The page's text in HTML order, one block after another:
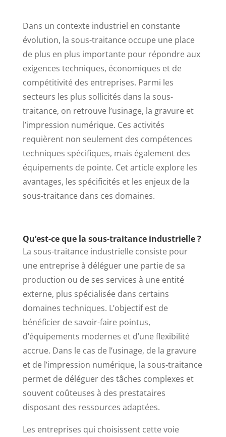
Dans un contexte industriel en constante
évolution, la sous-traitance occupe une place
de plus en plus importante pour répondre aux
exigences techniques, économiques et de
compétitivité des entreprises. Parmi les
secteurs les plus sollicités dans la sous-
traitance, on retrouve l’usinage, la gravure et
l’impression numérique. Ces activités
requièrent non seulement des compétences
techniques spécifiques, mais également des
équipements de pointe. Cet article explore les
avantages, les spécificités et les enjeux de la
sous-traitance dans ces domaines.
Qu’est-ce que la sous-traitance industrielle ?
La sous-traitance industrielle consiste pour
une entreprise à déléguer une partie de sa
production ou de ses services à une entité
externe, plus spécialisée dans certains
domaines techniques. L’objectif est de
bénéficier de savoir-faire pointus,
d’équipements modernes et d’une flexibilité
accrue. Dans le cas de l’usinage, de la gravure
et de l’impression numérique, la sous-traitance
permet de déléguer des tâches complexes et
souvent coûteuses à des prestataires
disposant des ressources adaptées.
Les entreprises qui choisissent cette voie